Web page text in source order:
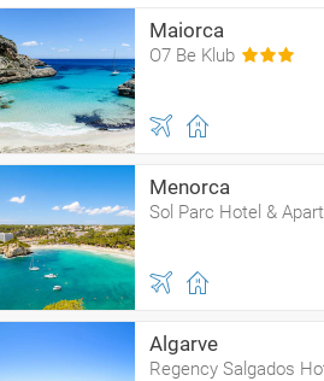
Maiorca
O7 Be Klub
Menorca
Sol Parc Hotel &
Algarve
Regency Salgados